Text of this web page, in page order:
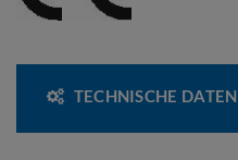
TECHNISCHE DATEN